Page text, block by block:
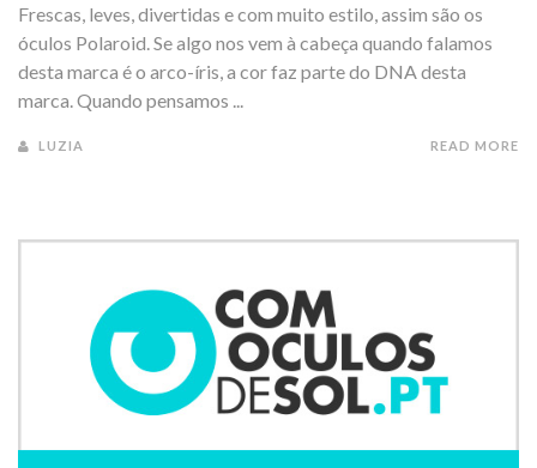
Frescas, leves, divertidas e com muito estilo, assim são os
óculos Polaroid. Se algo nos vem à cabeça quando falamos
desta marca é o arco-íris, a cor faz parte do DNA desta
marca. Quando pensamos ...
LUZIA READ MORE